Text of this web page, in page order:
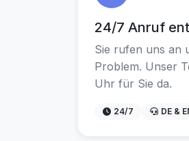
24/7 Anruf
Sie rufen uns an
Problem. Unser
Uhr für Sie da.
24/7 DE &